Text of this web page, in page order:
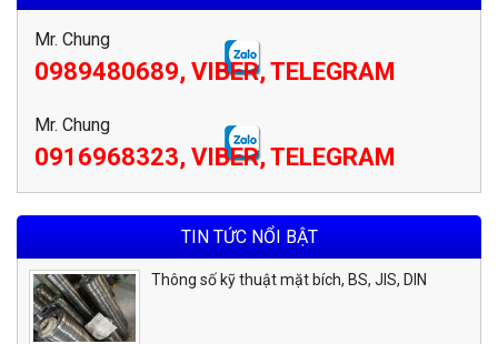
Mr. Chung
0989480689, VIBER, TELEGRAM
Mr. Chung
0916968323, VIBER, TELEGRAM
TIN TỨC NỔI BẬT
Thông số kỹ thuật mặt bích, BS, JIS, DIN